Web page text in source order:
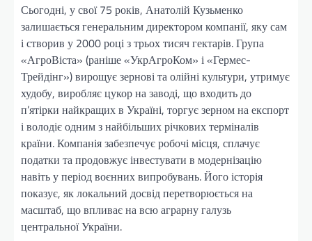
Сьогодні, у свої 75 років, Анатолій Кузьменко
залишається генеральним директором компанії, яку сам
і створив у 2000 році з трьох тисяч гектарів. Група
«АгроВіста» (раніше «УкрАгроКом» і «Гермес-
Трейдінг») вирощує зернові та олійні культури, утримує
худобу, виробляє цукор на заводі, що входить до
п’ятірки найкращих в Україні, торгує зерном на експорт
і володіє одним з найбільших річкових терміналів
країни. Компанія забезпечує робочі місця, сплачує
податки та продовжує інвестувати в модернізацію
навіть у період воєнних випробувань. Його історія
показує, як локальний досвід перетворюється на
масштаб, що впливає на всю аграрну галузь
центральної України.